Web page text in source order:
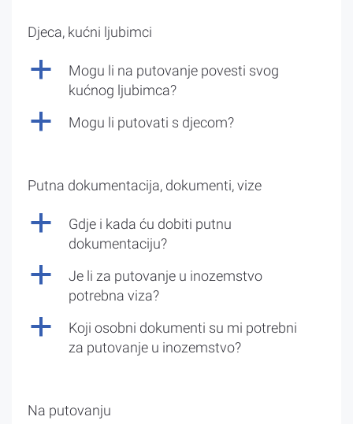
Djeca, kućni ljubimci
a
Mogu li na putovanje povesti svog
kućnog ljubimca?
a Mogu li putovati s djecom?
Putna dokumentacija, dokumenti, vize
a
Gdje i kada ću dobiti putnu
dokumentaciju?
a
Je li za putovanje u inozemstvo
potrebna viza?
a
Koji osobni dokumenti su mi potrebni
za putovanje u inozemstvo?
Na putovanju